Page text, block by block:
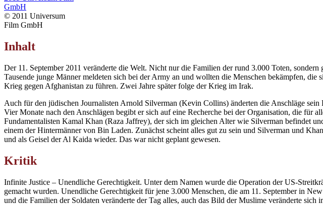
© 2011 Universum
Film GmbH
Inhalt
Der 11. September 2011 veränderte die Welt. Nicht nur die Familien der rund 3.000 Toten,
Tausende junge Männer meldeten sich bei der Army an und wollten die Menschen bekämpfen,
Krieg gegen Afghanistan zu führen. Zwei Jahre später folge der Krieg im Irak.
Auch für den jüdischen Journalisten Arnold Silverman (Kevin Collins) änderten die Anschläge
Vier Monate nach den Anschlägen begibt er sich auf eine Recherche bei der Organisation, die für
Fundamentalisten Kamal Khan (Raza Jaffrey), der sich im gleichen Alter wie Silverman befindet
einem der Hintermänner von Bin Laden. Zunächst scheint alles gut zu sein und Silverman und
und als Geisel der Al Kaida wieder. Das war nicht geplant gewesen.
Kritik
Infinite Justice – Unendliche Gerechtigkeit. Unter dem Namen wurde die Operation der US-
gemacht wurden. Unendliche Gerechtigkeit für jene 3.000 Menschen, die am 11. September in
und die Familien der Soldaten veränderte der Tag alles, auch das Bild der Muslime veränderte sich